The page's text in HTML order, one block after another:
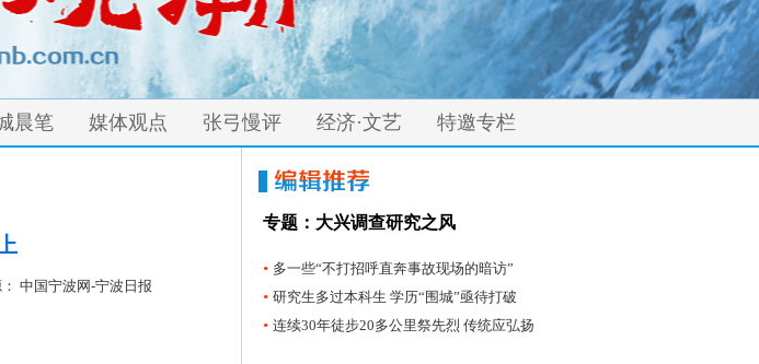
晨笔 媒体观点 张弓慢评 经济·文艺 特邀专栏
中国宁波网-宁波日报
专题：大兴调查研究之风
· 多一些“不打招呼直奔事故现场的暗访”
· 研究生多过本科生 学历“围城”亟待打破
· 连续30年徒步20多公里祭先烈 传统应弘扬